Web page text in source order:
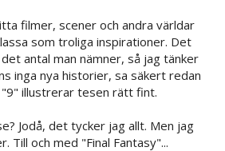
filmer, scener och andra världar
som troliga inspirationer. Det
antal man nämner, så jag tänker
inga nya historier, sa säkert redan
"9" illustrerar tesen rätt fint.
Jodå, det tycker jag allt. Men jag
Till och med "Final Fantasy"...